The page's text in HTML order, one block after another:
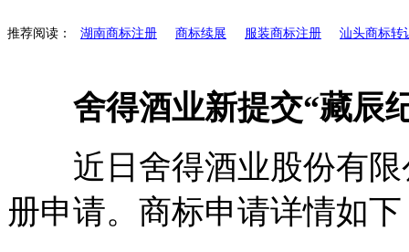
推荐阅读： 湖南商标注册 商标续展 服装商标注册 汕头商标转
舍得酒业新提交“藏辰
近日舍得酒业股份有限
册申请。商标申请详情如